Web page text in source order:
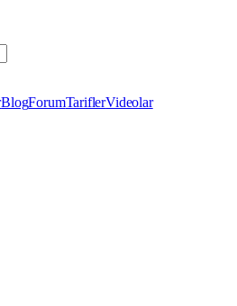
BlogForumTariflerVideolar